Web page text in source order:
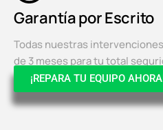
Garantía por Escrito
Todas nuestras
de 3 meses para tu total
¡REPARA TU EQUIPO